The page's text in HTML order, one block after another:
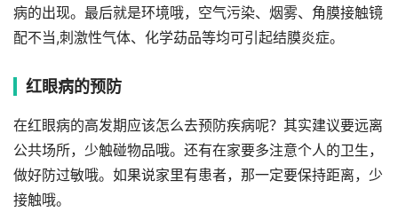
病的出现。最后就是环境哦，空气污染、烟雾、角膜接触镜
配不当,刺激性气体、化学苭品等均可引起结膜炎症。
红眼病的预防
在红眼病的高发期应该怎么去预防疾病呢？其实建议要远离
公共场所，少触碰物品哦。还有在家要多注意个人的卫生，
做好防过敏哦。如果说家里有患者，那一定要保持距离，少
接触哦。